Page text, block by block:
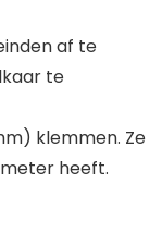
af te
te
klemmen. Ze
heeft.